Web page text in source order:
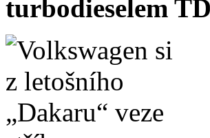
turbodieselem